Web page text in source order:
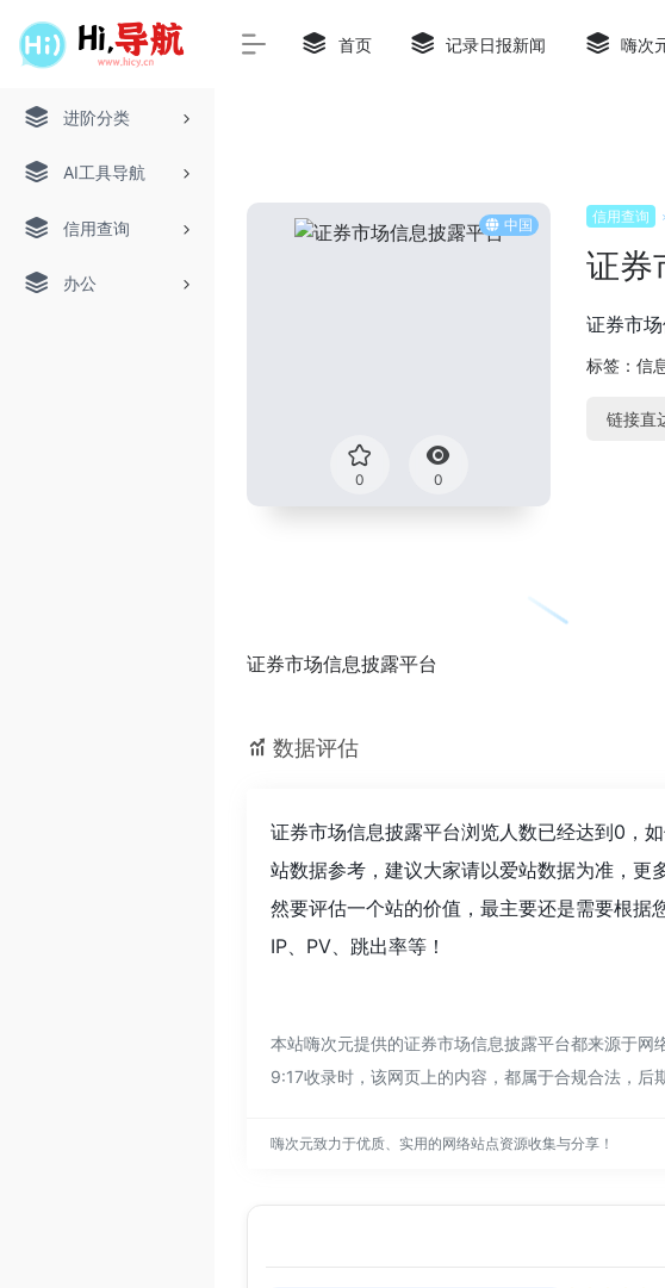
进阶分类
AI工具导航
信用查询
办公
首页 记录日报新闻 嗨次
中国
0 0
信用查询
证券
证券市
标签： 信
链接直
证券市场信息披露平台
数据评估
证券市场信息披露平台浏览人数已经达到0，
站数据参考，建议大家请以爱站数据为准，更
然要评估一个站的价值，最主要还是需要根据
IP、PV、跳出率等！
本站嗨次元提供的证券市场信息披露平台都来源于
9:17收录时，该网页上的内容，都属于合规合法，后
嗨次元致力于优质、实用的网络站点资源收集与分享！